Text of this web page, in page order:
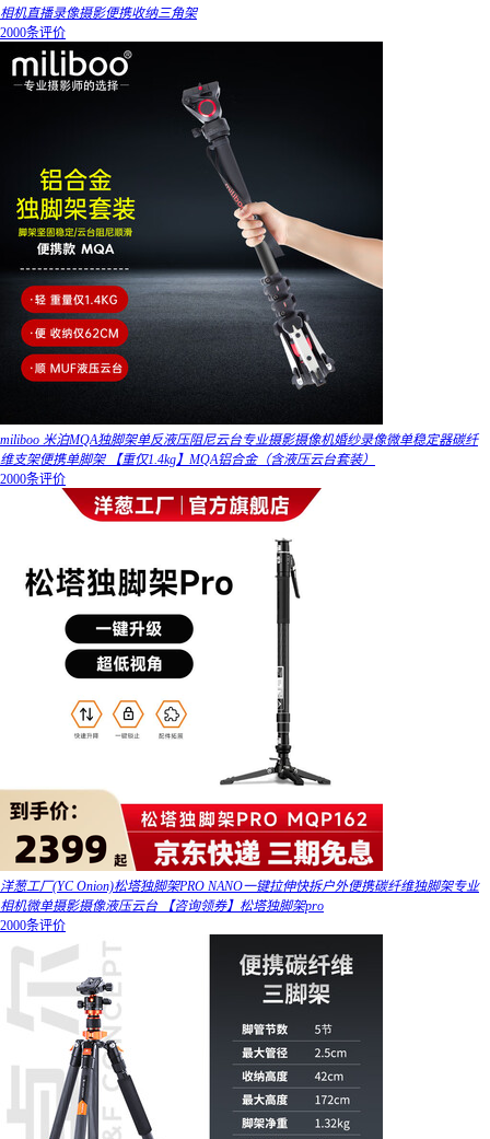
相机直播录像摄影便携收纳三角架
2000条评价
miliboo 米泊MQA独脚架单反液压阻尼云台专业摄影摄像机婚纱录像微单稳定器碳纤
维支架便携单脚架 【重仅1.4kg】MQA铝合金（含液压云台套装）
2000条评价
洋葱工厂(YC Onion)松塔独脚架PRO NANO一键拉伸快拆户外便携碳纤维独脚架专业
相机微单摄影摄像液压云台 【咨询领券】松塔独脚架pro
2000条评价